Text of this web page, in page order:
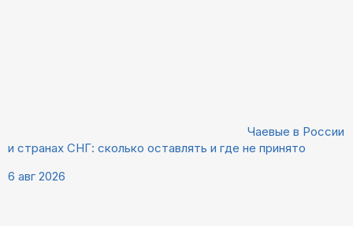
Чаевые в России
и странах СНГ: сколько оставлять и где не принято
6 авг 2026